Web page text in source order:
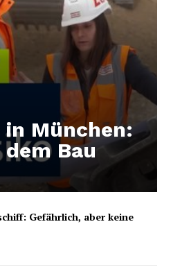
München:
Bau
Gefährlich, aber keine